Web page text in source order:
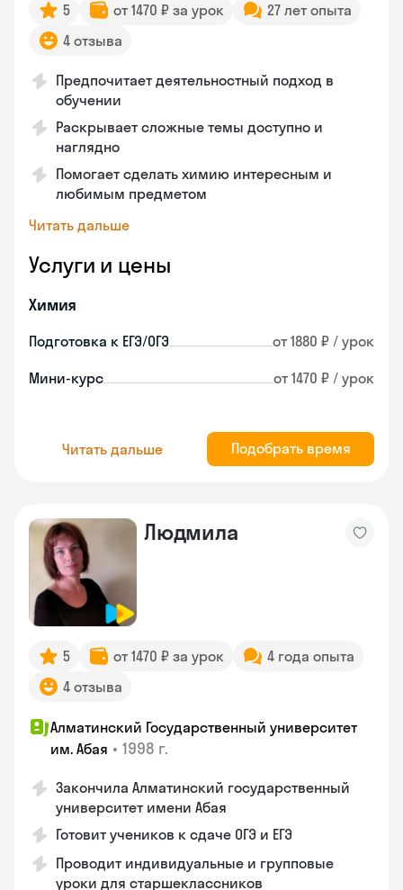
5 от 1470 ₽ за урок
27 лет опыта
4 отзыва
Предпочитает деятельностный подход в
обучении
Раскрывает сложные темы доступно и
наглядно
Помогает сделать химию интересным и
любимым предметом
Читать дальше
Услуги и цены
Химия
Подготовка к ЕГЭ/ОГЭ от 1880 ₽ / урок
Мини-курс от 1470 ₽ / урок
Читать дальше Подобрать время
Людмила
5 от 1470 ₽ за урок
4 года опыта
4 отзыва
Алматинский Государственный университет
им. Абая • 1998 г.
Закончила Алматинский государственный
университет имени Абая
Готовит учеников к сдаче ОГЭ и ЕГЭ
Проводит индивидуальные и групповые
уроки для старшеклассников